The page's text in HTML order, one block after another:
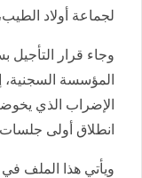
لجماعة أولاد الطيب، رشيد
وجاء قرار
المؤسسة
الإضراب الذي
انطلاق أولى
ويأتي هذا الملف